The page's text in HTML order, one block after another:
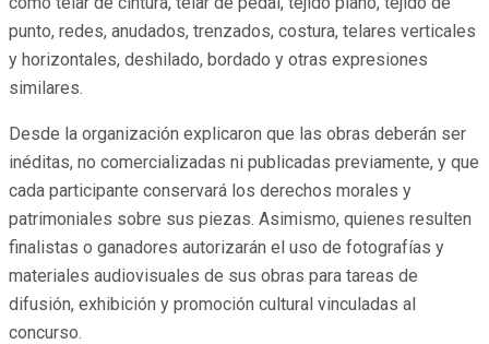
punto, redes, anudados, trenzados, costura, telares verticales
y horizontales, deshilado, bordado y otras expresiones
similares.
Desde la organización explicaron que las obras deberán ser
inéditas, no comercializadas ni publicadas previamente, y que
cada participante conservará los derechos morales y
patrimoniales sobre sus piezas. Asimismo, quienes resulten
finalistas o ganadores autorizarán el uso de fotografías y
materiales audiovisuales de sus obras para tareas de
difusión, exhibición y promoción cultural vinculadas al
concurso.